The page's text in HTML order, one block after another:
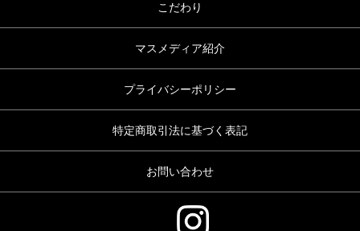
こだわり
マスメディア紹介
プライバシーポリシー
特定商取引法に基づく表記
お問い合わせ